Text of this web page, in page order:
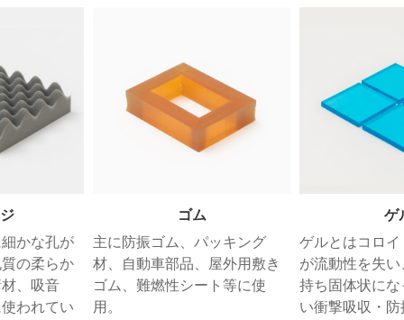
ッキング
屋外用敷き
ト等に使
ゲル
ゲルとはコロイド溶液 (ゾル)
が流動性を失い、高い粘性を
持ち固体状になったもの。高
い衝撃吸収・防振・防音効果
フィル
絶縁シートや
テープなどの
ます。電子製
密機械部品や